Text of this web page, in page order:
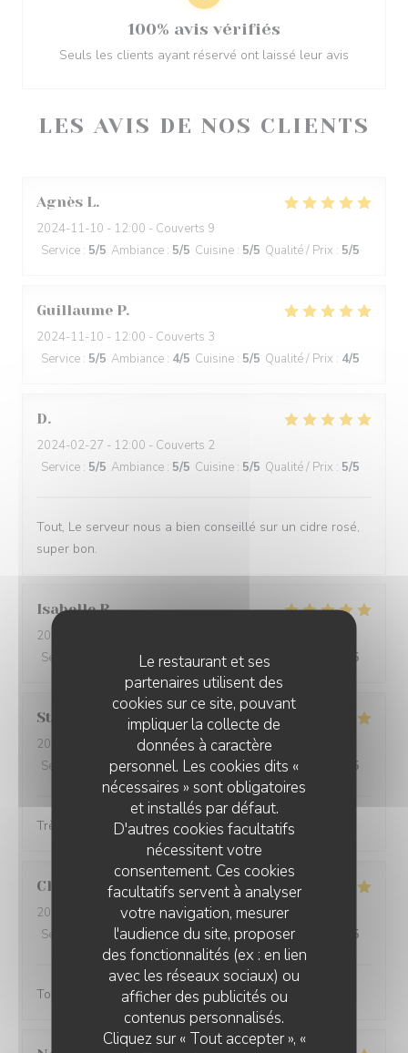
Le restaurant et ses
partenaires utilisent des
cookies sur ce site, pouvant
impliquer la collecte de
données à caractère
personnel. Les cookies dits «
nécessaires » sont obligatoires
et installés par défaut.
D'autres cookies facultatifs
nécessitent votre
consentement. Ces cookies
facultatifs servent à analyser
votre navigation, mesurer
l'audience du site, proposer
des fonctionnalités (ex : en lien
avec les réseaux sociaux) ou
afficher des publicités ou
contenus personnalisés.
Cliquez sur « Tout accepter », «
LES AVIS DE NOS CLIENTS
Agnès L
2024-11-10 - 12:00 - Couverts 9
Service : 5/5 Ambiance : 5/5 Cuisine : 5/5 Qualité / Prix : 5/5
Guillaume P
2024-11-10 - 12:00 - Couverts 3
Service : 5/5 Ambiance : 4/5 Cuisine : 5/5 Qualité / Prix : 4/5
D
2024-02-27 - 12:00 - Couverts 2
Service : 5/5 Ambiance : 5/5 Cuisine : 5/5 Qualité / Prix : 5/5
Tout, Le serveur nous a bien conseillé sur un cidre rosé,
super bon.
Isabelle R
2024-02-22
Service
Ambiance:5/5 Cuisine:5/5 Qualité / Prix /5
Stéphanie
2024-02-25
- 12:00 - Couverts 4
Service
Ambiance: 5 Cuisine: 5/5 Qualité / Prix /5
Très belle présentation et très bon produit
Christine D
2024-02-25
- 18:45 - Couverts 3
Service
Ambiance:4 /5 Cuisine : 5/5 Qualité / Prix /5
Toujours aussi bonnes galettes et accueil au top!
100% avis vérifiés
Seuls les clients ayant réservé ont laissé leur avis